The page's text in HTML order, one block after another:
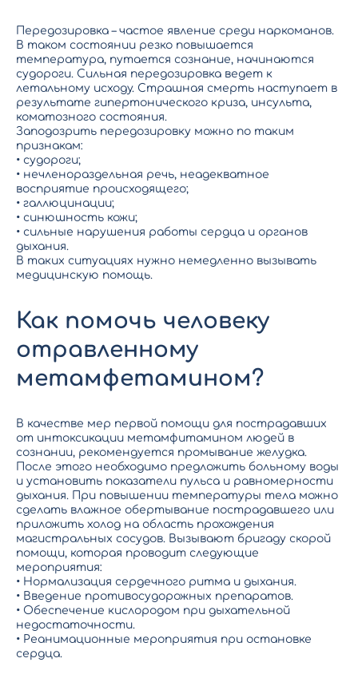
Передозировка – частое явление среди наркоманов.
В таком состоянии резко повышается
температура, путается сознание, начинаются
судороги. Сильная передозировка ведет к
летальному исходу. Страшная смерть наступает в
результате гипертонического криза, инсульта,
коматозного состояния.
Заподозрить передозировку можно по таким
признакам:
• судороги;
• нечленораздельная речь, неадекватное
восприятие происходящего;
• галлюцинации;
• синюшность кожи;
• сильные нарушения работы сердца и органов
дыхания.
В таких ситуациях нужно немедленно вызывать
медицинскую помощь.
Как помочь человеку
отравленному
метамфетамином?
В качестве мер первой помощи для пострадавших
от интоксикации метамфитамином людей в
сознании, рекомендуется промывание желудка.
После этого необходимо предложить больному воды
и установить показатели пульса и равномерности
дыхания. При повышении температуры тела можно
сделать влажное обертывание пострадавшего или
приложить холод на область прохождения
магистральных сосудов. Вызывают бригаду скорой
помощи, которая проводит следующие
мероприятия:
• Нормализация сердечного ритма и дыхания.
• Введение противосудорожных препаратов.
• Обеспечение кислородом при дыхательной
недостаточности.
• Реанимационные мероприятия при остановке
сердца.